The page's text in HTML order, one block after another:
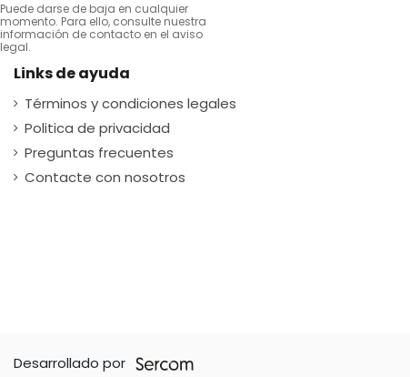
Puede darse de baja en cualquier
momento. Para ello, consulte nuestra
información de contacto en el aviso
legal.
Links de ayuda
Términos y condiciones legales
Politica de privacidad
Preguntas frecuentes
Contacte con nosotros
Desarrollado por